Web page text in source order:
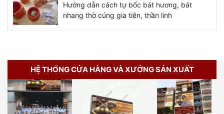
Hướng dẫn cách tự bốc bát hương, bát
nhang thờ cúng gia tiên, thần linh
HỆ THỐNG CỬA HÀNG VÀ XƯỞNG SẢN XUẤT